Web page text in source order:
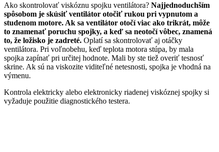
Ako skontrolovať viskóznu spojku ventilátora? Najjednoduchším
spôsobom je skúsiť ventilátor otočiť rukou pri vypnutom a
studenom motore. Ak sa ventilátor otočí viac ako trikrát, môže
to znamenať poruchu spojky, a keď sa neotočí vôbec, znamená
to, že ložisko je zadreté. Oplatí sa skontrolovať aj otáčky
ventilátora. Pri voľnobehu, keď teplota motora stúpa, by mala
spojka zapínať pri určitej hodnote. Mali by ste tiež overiť tesnosť
skrine. Ak sú na viskozite viditeľné netesnosti, spojka je vhodná na
výmenu.
Kontrola elektricky alebo elektronicky riadenej viskóznej spojky si
vyžaduje použitie diagnostického testera.